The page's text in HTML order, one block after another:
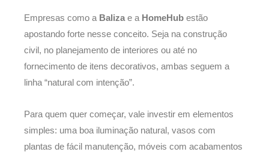
Empresas como a Baliza e a HomeHub estão
apostando forte nesse conceito. Seja na construção
civil, no planejamento de interiores ou até no
fornecimento de itens decorativos, ambas seguem a
linha “natural com intenção”.
Para quem quer começar, vale investir em elementos
simples: uma boa iluminação natural, vasos com
plantas de fácil manutenção, móveis com acabamentos